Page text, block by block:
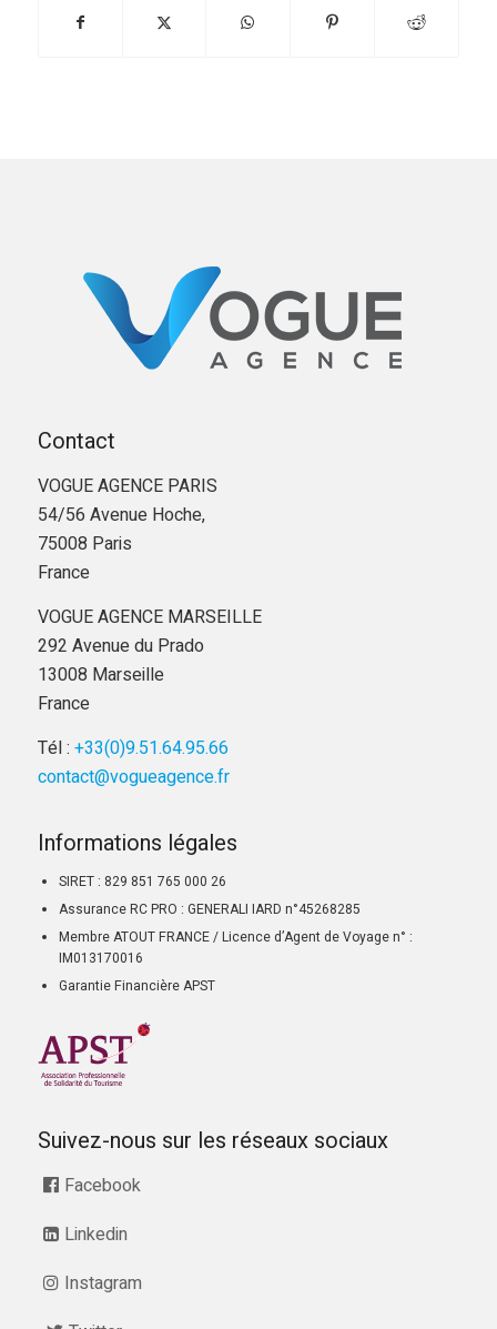
Contact
VOGUE AGENCE PARIS
54/56 Avenue Hoche,
75008 Paris
France
VOGUE AGENCE MARSEILLE
292 Avenue du Prado
13008 Marseille
France
Tél : +33(0)9.51.64.95.66
contact@vogueagence.fr
Informations légales
SIRET : 829 851 765 000 26
Assurance RC PRO : GENERALI IARD n°45268285
Membre ATOUT FRANCE / Licence d’Agent de Voyage n° :
IM013170016
Garantie Financière APST
Suivez-nous sur les réseaux sociaux
Facebook
Linkedin
Instagram